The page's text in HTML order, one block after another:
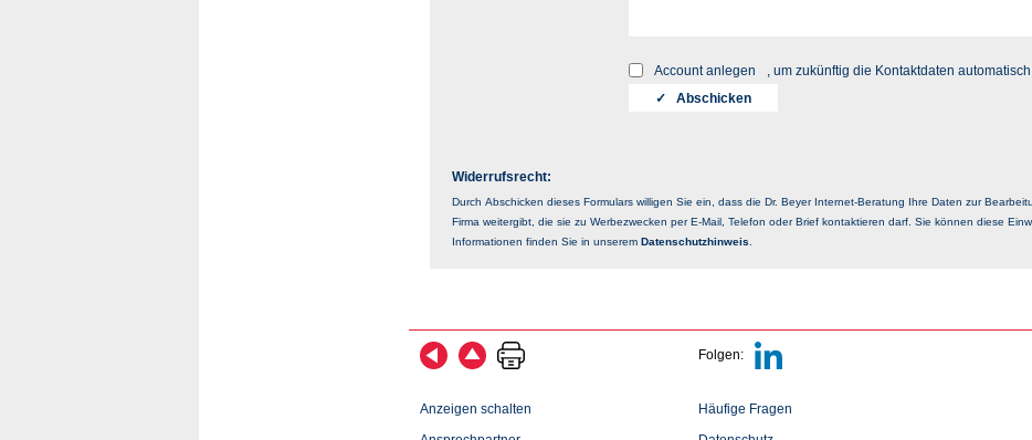
Account anlegen , um zukünftig die Kontaktdaten
Widerrufsrecht:
Durch Abschicken dieses Formulars willigen Sie ein, dass die Dr. Beyer Internet-Beratung Ihre Daten zur
Firma weitergibt, die sie zu Werbezwecken per E-Mail, Telefon oder Brief kontaktieren darf. Sie können diese
Informationen finden Sie in unserem Datenschutzhinweis.
Folgen:
Anzeigen schalten
Häufige Fragen